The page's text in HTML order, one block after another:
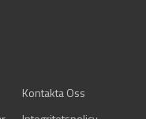
Kontakta Oss